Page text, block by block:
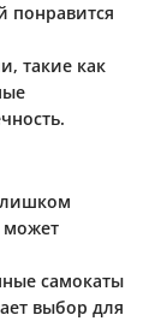
понравится
такие как
может
самокаты
выбор для